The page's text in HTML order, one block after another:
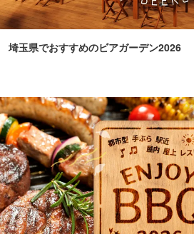
埼玉県でおすすめのビアガーデン2026